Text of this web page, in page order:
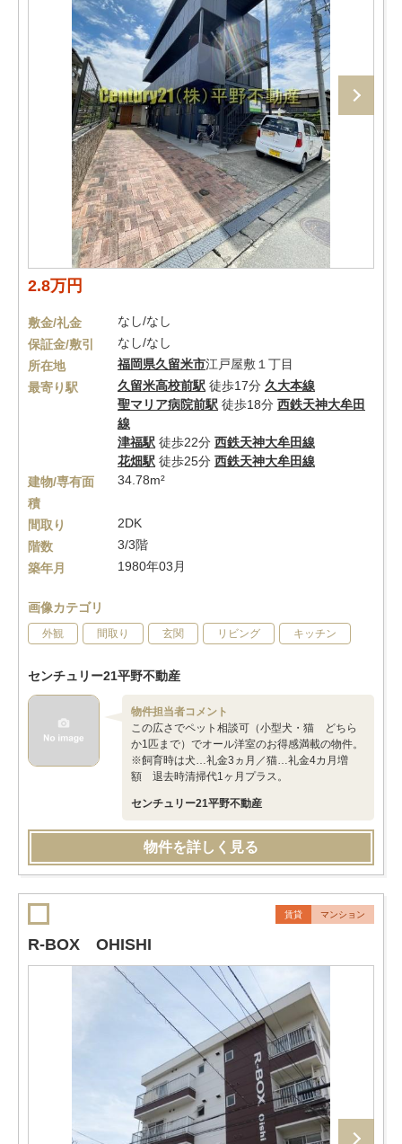
2.8万円
敷金/礼金
なし/なし
保証金/敷引
なし/なし
所在地
福岡県久留米市江戸屋敷１丁目
最寄り駅
久留米高校前駅 徒歩17分 久大本線
聖マリア病院前駅 徒歩18分 西鉄天神大牟田
線
津福駅 徒歩22分 西鉄天神大牟田線
花畑駅 徒歩25分 西鉄天神大牟田線
建物/専有面
積
34.78m²
間取り
2DK
階数
3/3階
築年月
1980年03月
画像カテゴリ
外観 間取り 玄関 リビング キッチン
センチュリー21平野不動産
物件担当者コメント
この広さでペット相談可（小型犬・猫 どちら
か1匹まで）でオール洋室のお得感満載の物件。
※飼育時は犬…礼金3ヵ月／猫…礼金4カ月増
額 退去時清掃代1ヶ月プラス。
センチュリー21平野不動産
物件を詳しく見る
賃貸 マンション
R-BOX OHISHI